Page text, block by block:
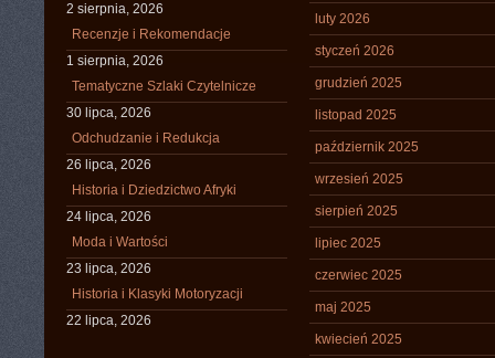
2 sierpnia, 2026
Recenzje i Rekomendacje
1 sierpnia, 2026
Tematyczne Szlaki Czytelnicze
30 lipca, 2026
Odchudzanie i Redukcja
26 lipca, 2026
Historia i Dziedzictwo Afryki
24 lipca, 2026
Moda i Wartości
23 lipca, 2026
Historia i Klasyki Motoryzacji
22 lipca, 2026
luty 2026
styczeń 2026
grudzień 2025
listopad 2025
październik 2025
wrzesień 2025
sierpień 2025
lipiec 2025
czerwiec 2025
maj 2025
kwiecień 2025